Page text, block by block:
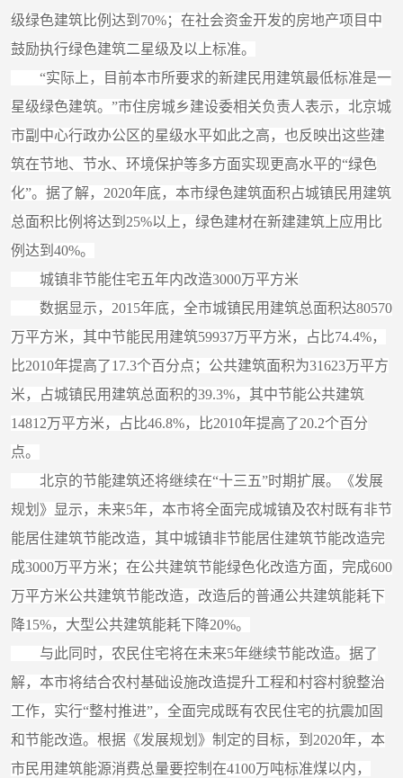
级绿色建筑比例达到70%；在社会资金开发的房地产项目中
鼓励执行绿色建筑二星级及以上标准。
“实际上，目前本市所要求的新建民用建筑最低标准是一
星级绿色建筑。”市住房城乡建设委相关负责人表示，北京城
市副中心行政办公区的星级水平如此之高，也反映出这些建
筑在节地、节水、环境保护等多方面实现更高水平的“绿色
化”。据了解，2020年底，本市绿色建筑面积占城镇民用建筑
总面积比例将达到25%以上，绿色建材在新建建筑上应用比
例达到40%。
城镇非节能住宅五年内改造3000万平方米
数据显示，2015年底，全市城镇民用建筑总面积达80570
万平方米，其中节能民用建筑59937万平方米，占比74.4%，
比2010年提高了17.3个百分点；公共建筑面积为31623万平方
米，占城镇民用建筑总面积的39.3%，其中节能公共建筑
14812万平方米，占比46.8%，比2010年提高了20.2个百分
点。
北京的节能建筑还将继续在“十三五”时期扩展。《发展
规划》显示，未来5年，本市将全面完成城镇及农村既有非节
能居住建筑节能改造，其中城镇非节能居住建筑节能改造完
成3000万平方米；在公共建筑节能绿色化改造方面，完成600
万平方米公共建筑节能改造，改造后的普通公共建筑能耗下
降15%，大型公共建筑能耗下降20%。
与此同时，农民住宅将在未来5年继续节能改造。据了
解，本市将结合农村基础设施改造提升工程和村容村貌整治
工作，实行“整村推进”，全面完成既有农民住宅的抗震加固
和节能改造。根据《发展规划》制定的目标，到2020年，本
市民用建筑能源消费总量要控制在4100万吨标准煤以内，